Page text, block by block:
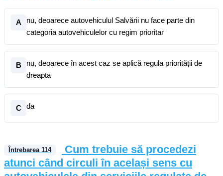
A
nu, deoarece autovehiculul Salvării nu face parte din
categoria autovehiculelor cu regim prioritar
B
nu, deoarece în acest caz se aplică regula priorității de
dreapta
C da
Întrebarea 114
Cum trebuie să procedezi
atunci când circuli în același sens cu